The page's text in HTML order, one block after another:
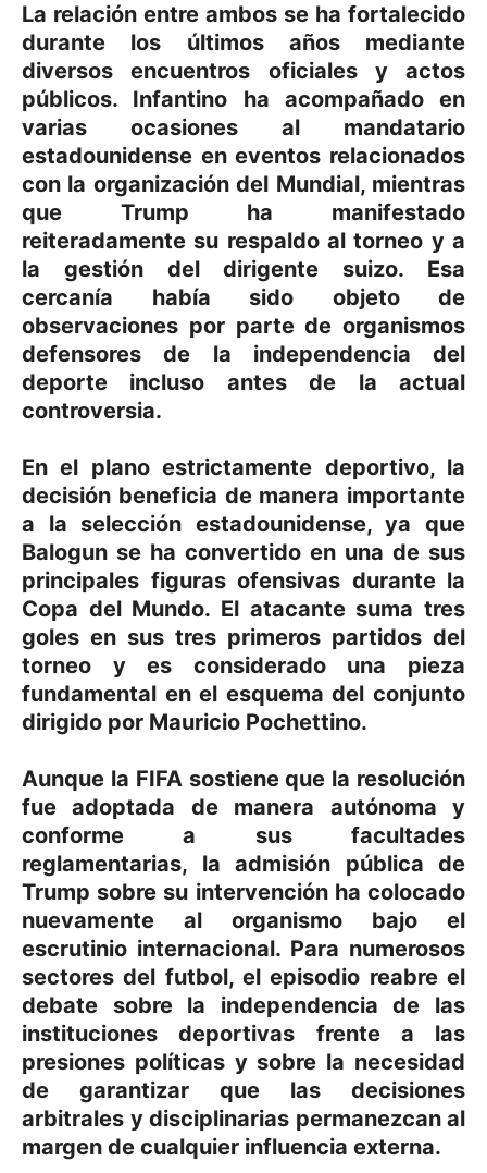
La relación entre ambos se ha fortalecido
durante los últimos años mediante
diversos encuentros oficiales y actos
públicos. Infantino ha acompañado en
varias ocasiones al mandatario
estadounidense en eventos relacionados
con la organización del Mundial, mientras
que Trump ha manifestado
reiteradamente su respaldo al torneo y a
la gestión del dirigente suizo. Esa
cercanía había sido objeto de
observaciones por parte de organismos
defensores de la independencia del
deporte incluso antes de la actual
controversia.
En el plano estrictamente deportivo, la
decisión beneficia de manera importante
a la selección estadounidense, ya que
Balogun se ha convertido en una de sus
principales figuras ofensivas durante la
Copa del Mundo. El atacante suma tres
goles en sus tres primeros partidos del
torneo y es considerado una pieza
fundamental en el esquema del conjunto
dirigido por Mauricio Pochettino.
Aunque la FIFA sostiene que la resolución
fue adoptada de manera autónoma y
conforme a sus facultades
reglamentarias, la admisión pública de
Trump sobre su intervención ha colocado
nuevamente al organismo bajo el
escrutinio internacional. Para numerosos
sectores del futbol, el episodio reabre el
debate sobre la independencia de las
instituciones deportivas frente a las
presiones políticas y sobre la necesidad
de garantizar que las decisiones
arbitrales y disciplinarias permanezcan al
margen de cualquier influencia externa.